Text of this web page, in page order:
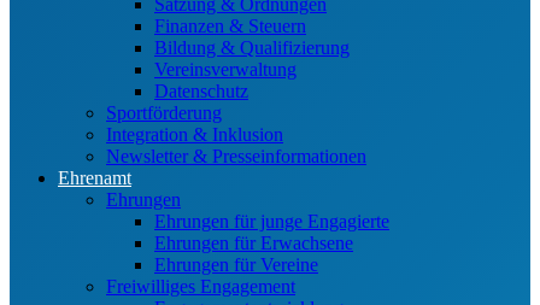
Satzung & Ordnungen
Finanzen & Steuern
Bildung & Qualifizierung
Vereinsverwaltung
Datenschutz
Sportförderung
Integration & Inklusion
Newsletter & Presseinformationen
Ehrenamt
Ehrungen
Ehrungen für junge Engagierte
Ehrungen für Erwachsene
Ehrungen für Vereine
Freiwilliges Engagement